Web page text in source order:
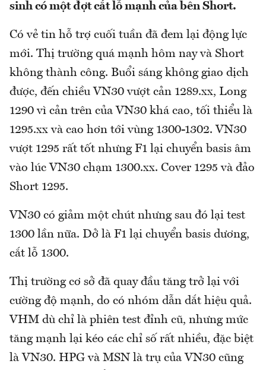
sinh có một đợt cắt lỗ mạnh của bên Short.
Có vẻ tin hỗ trợ cuối tuần đã đem lại động lực
mới. Thị trường quá mạnh hôm nay và Short
không thành công. Buổi sáng không giao dịch
được, đến chiều VN30 vượt cản 1289.xx, Long
1290 vì cản trên của VN30 khá cao, tối thiểu là
1295.xx và cao hơn tới vùng 1300-1302. VN30
vượt 1295 rất tốt nhưng F1 lại chuyển basis âm
vào lúc VN30 chạm 1300.xx. Cover 1295 và đảo
Short 1295.
VN30 có giảm một chút nhưng sau đó lại test
1300 lần nữa. Dở là F1 lại chuyển basis dương,
cắt lỗ 1300.
Thị trường cơ sở đã quay đầu tăng trở lại với
cường độ mạnh, do có nhóm dẫn dắt hiệu quả.
VHM dù chỉ là phiên test đỉnh cũ, nhưng mức
tăng mạnh lại kéo các chỉ số rất nhiều, đặc biệt
là VN30. HPG và MSN là trụ của VN30 cũng